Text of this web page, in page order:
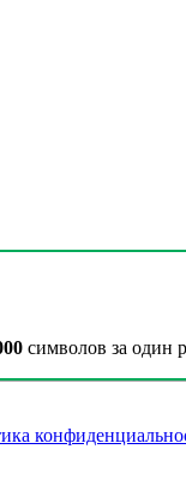
символов за один